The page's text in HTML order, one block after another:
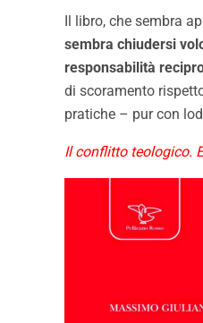
Il libro, che sembra
sembra chiudersi
responsabilità
di scoramento
pratiche – pur con
Il conflitto teologico.